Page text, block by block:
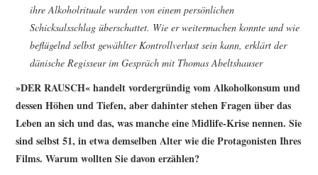
ihre Alkoholrituale wurden von einem persönlichen
Schicksalsschlag überschattet. Wie er weiter­machen konnte und wie
beflügelnd selbst gewählter Kontroll­verlust sein kann, erklärt der
dänische Regisseur im Gespräch mit Thomas Abeltshauser
»DER RAUSCH« handelt vordergründig vom Alkoholkonsum und
dessen Höhen und Tiefen, aber dahinter stehen Fragen über das
Leben an sich und das, was manche eine Midlife-Krise nennen. Sie
sind selbst 51, in etwa demselben Alter wie die Protagonisten Ihres
Films. Warum wollten Sie davon erzählen?